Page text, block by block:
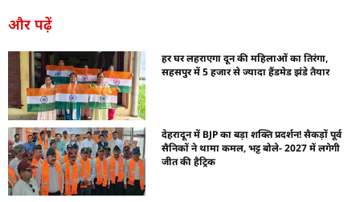
और पढ़ें
हर घर लहराएगा दून की महिलाओं का तिरंगा,
सहसपुर में 5 हजार से ज्यादा हैंडमेड झंडे तैयार
देहरादून में BJP का बड़ा शक्ति प्रदर्शन! सैकड़ों पूर्व
सैनिकों ने थामा कमल, भट्ट बोले- 2027 में लगेगी
जीत की हैट्रिक